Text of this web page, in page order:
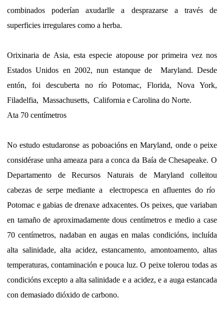
combinados poderían axudarlle a desprazarse a través de
superficies irregulares como a herba.
Orixinaria de Asia, esta especie atopouse por primeira vez nos
Estados Unidos en 2002, nun estanque de Maryland. Desde
entón, foi descuberta no río Potomac, Florida, Nova York,
Filadelfia, Massachusetts, California e Carolina do Norte.
Ata 70 centímetros
No estudo estudaronse as poboacións en Maryland, onde o peixe
considérase unha ameaza para a conca da Baía de Chesapeake. O
Departamento de Recursos Naturais de Maryland colleitou
cabezas de serpe mediante a electropesca en afluentes do río
Potomac e gabias de drenaxe adxacentes. Os peixes, que variaban
en tamaño de aproximadamente dous centímetros e medio a case
70 centímetros, nadaban en augas en malas condicións, incluída
alta salinidade, alta acidez, estancamento, amontoamento, altas
temperaturas, contaminación e pouca luz. O peixe tolerou todas as
condicións excepto a alta salinidade e a acidez, e a auga estancada
con demasiado dióxido de carbono.